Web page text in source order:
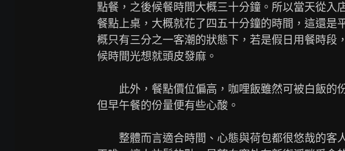
點餐，之後候餐時間大概三十分鐘。所以當天從入
餐點上桌，大概就花了四五十分鐘的時間，這還是
概只有三分之一客潮的狀態下，若是假日用餐時段
候時間光想就頭皮發麻。
此外，餐點價位偏高，咖哩飯雖然可被白飯的
但早午餐的份量便有些心酸。
整體而言適合時間、心態與荷包都很悠哉的客